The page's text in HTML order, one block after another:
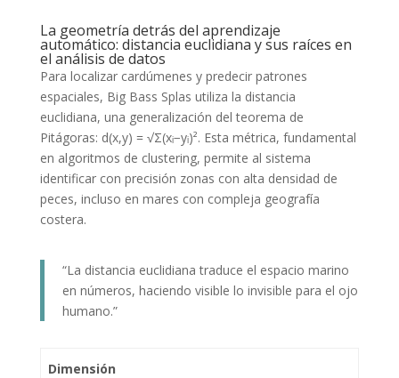
La geometría detrás del aprendizaje
automático: distancia euclidiana y sus raíces en
el análisis de datos
Para localizar cardúmenes y predecir patrones
espaciales, Big Bass Splas utiliza la distancia
euclidiana, una generalización del teorema de
Pitágoras: d(x,y) = √Σ(xᵢ−yᵢ)². Esta métrica, fundamental
en algoritmos de clustering, permite al sistema
identificar con precisión zonas con alta densidad de
peces, incluso en mares con compleja geografía
costera.
“La distancia euclidiana traduce el espacio marino
en números, haciendo visible lo invisible para el ojo
humano.”
Dimensión